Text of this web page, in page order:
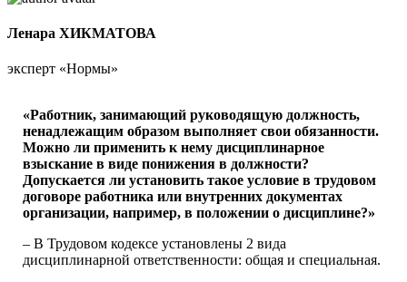
Ленара ХИКМАТОВА
эксперт «Нормы»
«Работник, занимающий руководящую должность,
ненадлежащим образом выполняет свои обязанности.
Можно ли применить к нему дисциплинарное
взыскание в виде понижения в должности?
Допускается ли установить такое условие в трудовом
договоре работника или внутренних документах
организации, например, в положении о дисциплине?»
– В Трудовом кодексе установлены 2 вида
дисциплинарной ответственности: общая и специальная.